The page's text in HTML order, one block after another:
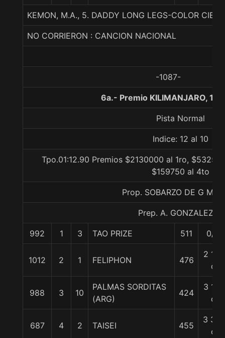
KEMON, M.A., 5. DADDY LONG LEGS-COLOR
NO CORRIERON : CANCION NACIONAL
-1087-
6a.- Premio KILIMANJARO,
Pista Normal
Indice: 12 al 10
Tpo.01:12.90 Premios $2130000 al 1ro,
$159750 al 4to
Prop. SOBARZO DE G
Prep. A. GONZALEZ R.
992 1 3 TAO PRIZE 511 0/0
1012 2 1 FELIPHON 476
2 1/2
c
988 3 10
PALMAS SORDITAS
(ARG)
424
3 1/2
c
687 4 2 TAISEI 455
3 3/4
c